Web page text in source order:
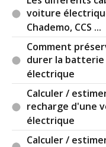
prononcés par
présentateurs,
politiques voire
- des "tu crois
etc...
Si ces 'fautes'
plutôt
d'instruction et/
elles sont en
des
voiture
Chademo, CCS ...
Comment
durer la
électrique
Calculer /
recharge d'une
électrique
Calculer /